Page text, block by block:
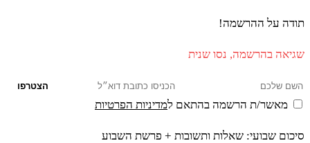
תודה על ההרשמה!
שגיאה בהרשמה, נסו שנית
הצטרפו
מאשר/ת הרשמה בהתאם למדיניות הפרטיות
סיכום שבועי: שאלות ותשובות + פרשת השבוע